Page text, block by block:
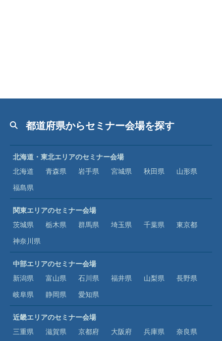
都道府県からセミナー会場を探す
北海道・東北エリアのセミナー会場
北海道
青森県 岩手県 宮城県 秋田県
山形県
福島県
関東エリアのセミナー会場
茨城県
栃木県 群馬県 埼玉県 千葉県
東京都
神奈川県
中部エリアのセミナー会場
新潟県
富山県 石川県 福井県 山梨県
長野県
岐阜県
静岡県 愛知県
近畿エリアのセミナー会場
三重県
滋賀県 京都府 大阪府 兵庫県
奈良県